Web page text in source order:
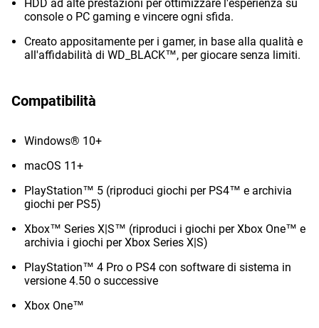
HDD ad alte prestazioni per ottimizzare l'esperienza su
console o PC gaming e vincere ogni sfida.
Creato appositamente per i gamer, in base alla qualità e
all'affidabilità di WD_BLACK™, per giocare senza limiti.
Compatibilità
Windows® 10+
macOS 11+
PlayStation™ 5 (riproduci giochi per PS4™ e archivia
giochi per PS5)
Xbox™ Series X|S™ (riproduci i giochi per Xbox One™ e
archivia i giochi per Xbox Series X|S)
PlayStation™ 4 Pro o PS4 con software di sistema in
versione 4.50 o successive
Xbox One™